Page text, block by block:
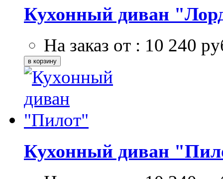
Кухонный диван
На заказ от : 10 240
Кухонный диван